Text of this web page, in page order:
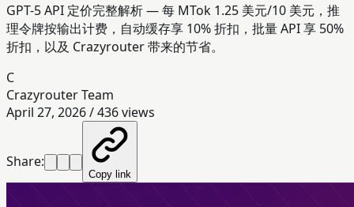
GPT-5 API 定价完整解析 — 每 MTok 1.25 美元/10 美元，推
理令牌按输出计费，自动缓存享 10% 折扣，批量 API 享 50%
折扣，以及 Crazyrouter 带来的节省。
C
Crazyrouter Team
April 27, 2026/436views
Share:
Copy link